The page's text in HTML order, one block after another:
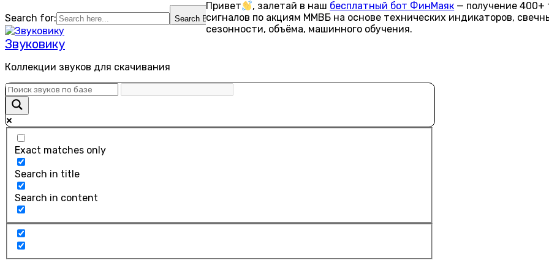
Привет , залетай в наш бесплатный бот ФинМаяк — получение 400+
сигналов по акциям ММВБ на основе технических индикаторов,
сезонности, объёма, машинного обучения.
к
содержанию
Search for: Search Button
Звуковику
Коллекции звуков для скачивания
Exact matches only
Search in title
Search in content